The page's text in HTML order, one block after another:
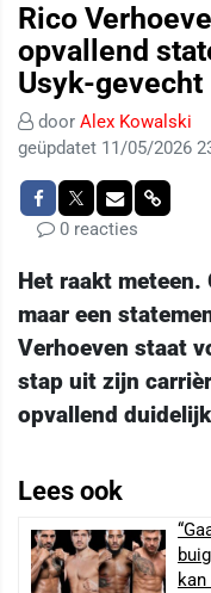
Rico
opvallend
Usyk-gevecht
door Alex Kowalski
geüpdatet 11/05/2026
0 reacties
Het raakt meteen.
maar een
Verhoeven staat
stap uit zijn
opvallend
Lees ook